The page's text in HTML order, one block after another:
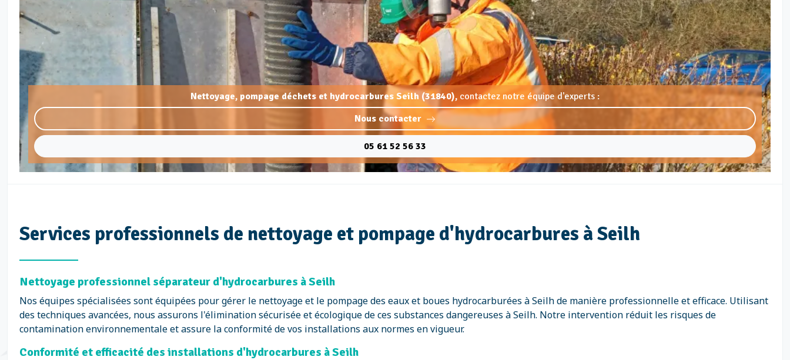
Nettoyage, pompage déchets et hydrocarbures Seilh (31840), contactez notre équipe d'experts :
Nous contacter
05 61 52 56 33
Services professionnels de nettoyage et pompage d'hydrocarbures à Seilh
Nettoyage professionnel séparateur d'hydrocarbures à Seilh
Nos équipes spécialisées sont équipées pour gérer le nettoyage et le pompage des eaux et boues hydrocarburées à Seilh de manière professionnelle et efficace. Utilisant
des techniques avancées, nous assurons l'élimination sécurisée et écologique de ces substances dangereuses à Seilh. Notre intervention réduit les risques de
contamination environnementale et assure la conformité de vos installations aux normes en vigueur.
Conformité et efficacité des installations d'hydrocarbures à Seilh